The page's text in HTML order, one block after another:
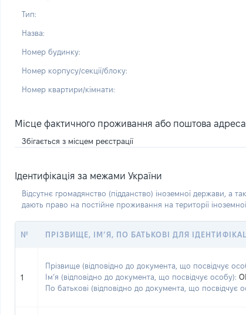
Тип:
Назва:
Номер будинку:
Номер корпусу/секції/блоку:
Номер квартири/кімнати:
Місце фактичного проживання або поштова
Збігається з місцем реєстрації
Ідентифікація за межами України
Відсутнє громадянство (підданство) іноземної держави, а
дають право на постійне проживання на території
№ ПРІЗВИЩЕ, ІМ’Я, ПО БАТЬКОВІ ДЛЯ
1
Прізвище (відповідно до документа, що посвідчує
Ім’я (відповідно до документа, що посвідчує особу):
По батькові (відповідно до документа, що посвідчує